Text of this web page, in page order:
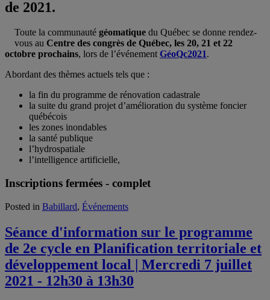
de 2021.
Toute la communauté géomatique du Québec se donne rendez-
vous au Centre des congrès de Québec, les 20, 21 et 22
octobre prochains, lors de l’événementGéoQc2021.
Abordant des thèmes actuels tels que :
la fin du programme de rénovation cadastrale
la suite du grand projet d’amélioration du système foncier
québécois
les zones inondables
la santé publique
l’hydrospatiale
l’intelligence artificielle,
Inscriptions fermées - complet
Posted in Babillard, Événements
Séance d'information sur le programme
de 2e cycle en Planification territoriale et
développement local | Mercredi 7 juillet
2021 - 12h30 à 13h30